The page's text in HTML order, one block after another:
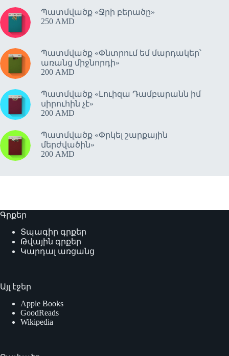
Պատմվածք «Ջրի բերածը»
250 AMD
Պատմվածք «Փնտրում եմ մարդակեր՝
առանց միջնորդի»
200 AMD
Պատմվածք «Լուիզա Դամբարանն իմ
սիրուհին չէ»
200 AMD
Պատմվածք «Փրկել շարքային
մերժվածին»
200 AMD
Գրքեր
Տպագիր գրքեր
Թվային գրքեր
Կարդալ առցանց
Այլ էջեր
Apple Books
GoodReads
Wikipedia